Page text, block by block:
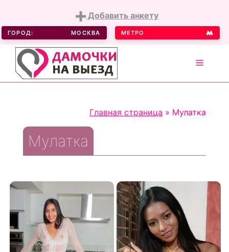
Добавить анкету
ГОРОД: МОСКВА МЕТРО
MENU
Главная страница » Мулатка
Мулатка